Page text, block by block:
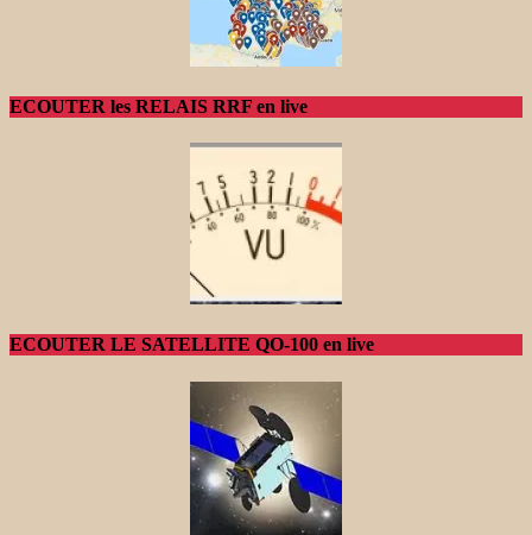
ECOUTER les RELAIS RRF en live
ECOUTER LE SATELLITE QO-100 en live